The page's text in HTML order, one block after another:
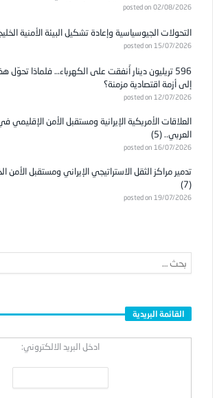
posted on 02/08/2026
التحولات الجيوسياسية وإعادة تشكيل البيئة الأمنية
posted on 15/07/2026
596 تريليون دينار أُنفقت على الكهرباء… فلماذا تحوّل
إلى أزمة اقتصادية مزمنة؟
posted on 12/07/2026
العلاقات الأمريكية الإيرانية ومستقبل الأمن الإقليمي
العربي.. (5)
posted on 16/07/2026
تدمير مراكز الثقل الاستراتيجي الإيراني ومستقبل الأمن
(7)
posted on 19/07/2026
القائمة البريدية
ادخل البريد الالكتروني: